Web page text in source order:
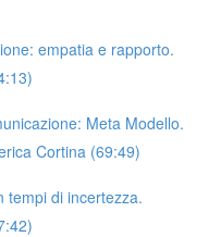
empatia e rapporto.
Meta Modello.
Cortina (69:49)
tempi di incertezza.